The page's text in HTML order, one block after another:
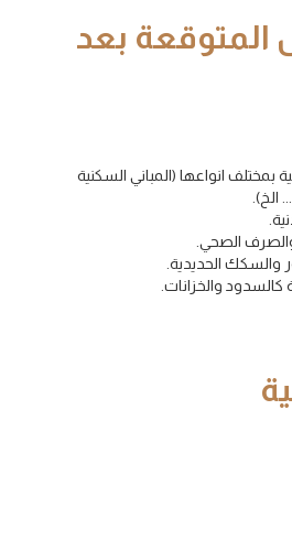
المتوقعة بعد
بمختلف انواعها (المباني السكنية
الخ).
الصحي.
الحديدية.
كالسدود والخزانات.